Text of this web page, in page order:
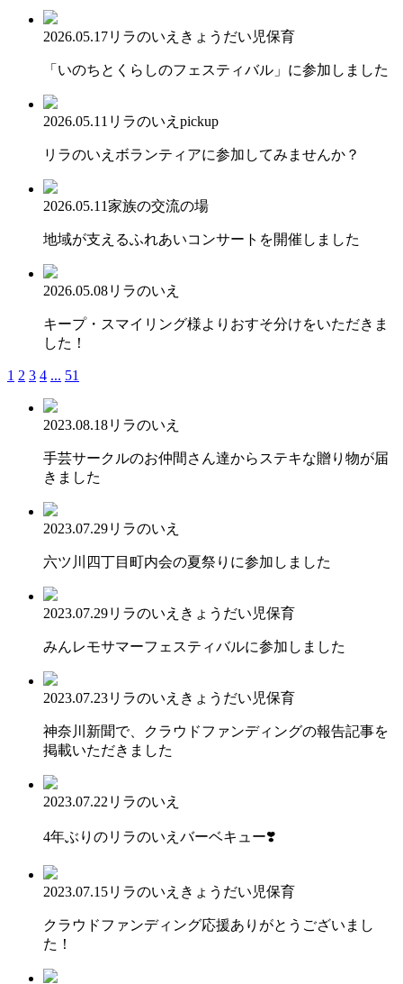
2026.05.17リラのいえ きょうだい児保育
「いのちとくらしのフェスティバル」に参加しました
2026.05.11 リラのいえ pickup
リラのいえボランティアに参加してみませんか？
2026.05.11家族の交流の場
地域が支えるふれあいコンサートを開催しました
2026.05.08リラのいえ
キープ・スマイリング様よりおすそ分けをいただきま
した！
1 2 3 4 ... 51
2023.08.18リラのいえ
手芸サークルのお仲間さん達からステキな贈り物が届
きました
2023.07.29リラのいえ
六ツ川四丁目町内会の夏祭りに参加しました
2023.07.29リラのいえ きょうだい児保育
みんレモサマーフェスティバルに参加しました
2023.07.23リラのいえ きょうだい児保育
神奈川新聞で、クラウドファンディングの報告記事を
掲載いただきました
2023.07.22 リラのいえ
4年ぶりのリラのいえバーベキュー❣️
2023.07.15リラのいえ きょうだい児保育
クラウドファンディング応援ありがとうございまし
た！